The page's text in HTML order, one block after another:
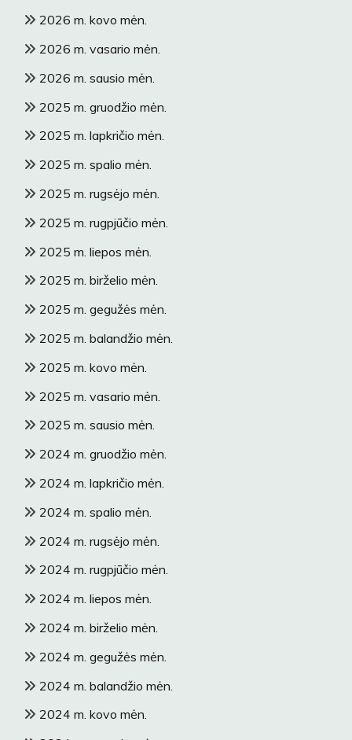
2026 m. kovo mėn.
2026 m. vasario mėn.
2026 m. sausio mėn.
2025 m. gruodžio mėn.
2025 m. lapkričio mėn.
2025 m. spalio mėn.
2025 m. rugsėjo mėn.
2025 m. rugpjūčio mėn.
2025 m. liepos mėn.
2025 m. birželio mėn.
2025 m. gegužės mėn.
2025 m. balandžio mėn.
2025 m. kovo mėn.
2025 m. vasario mėn.
2025 m. sausio mėn.
2024 m. gruodžio mėn.
2024 m. lapkričio mėn.
2024 m. spalio mėn.
2024 m. rugsėjo mėn.
2024 m. rugpjūčio mėn.
2024 m. liepos mėn.
2024 m. birželio mėn.
2024 m. gegužės mėn.
2024 m. balandžio mėn.
2024 m. kovo mėn.